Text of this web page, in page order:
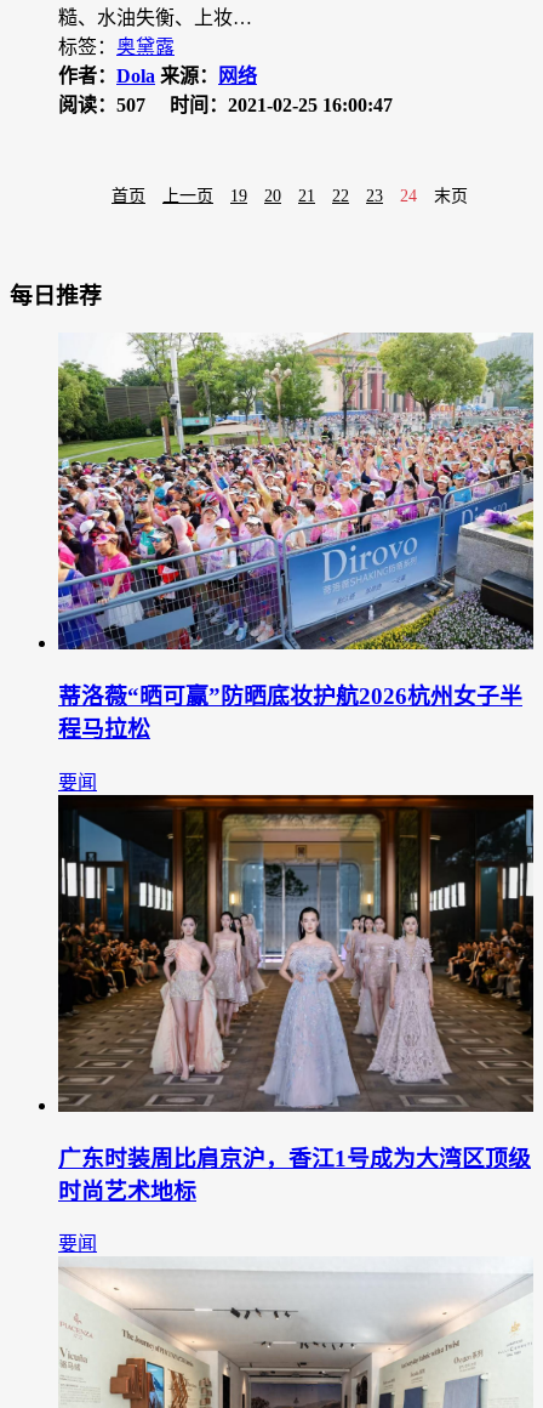
糙、水油失衡、上妆…
标签： 奥黛露
作者： Dola 来源：
网络
阅读：507
时间：2021-02-25 16:00:47
首页 上一页 19 20 21 22 23 24 末页
每日推荐
蒂洛薇“晒可赢”防晒底妆护航2026杭州女子半
程马拉松
要闻
广东时装周比肩京沪，香江1号成为大湾区顶级
时尚艺术地标
要闻